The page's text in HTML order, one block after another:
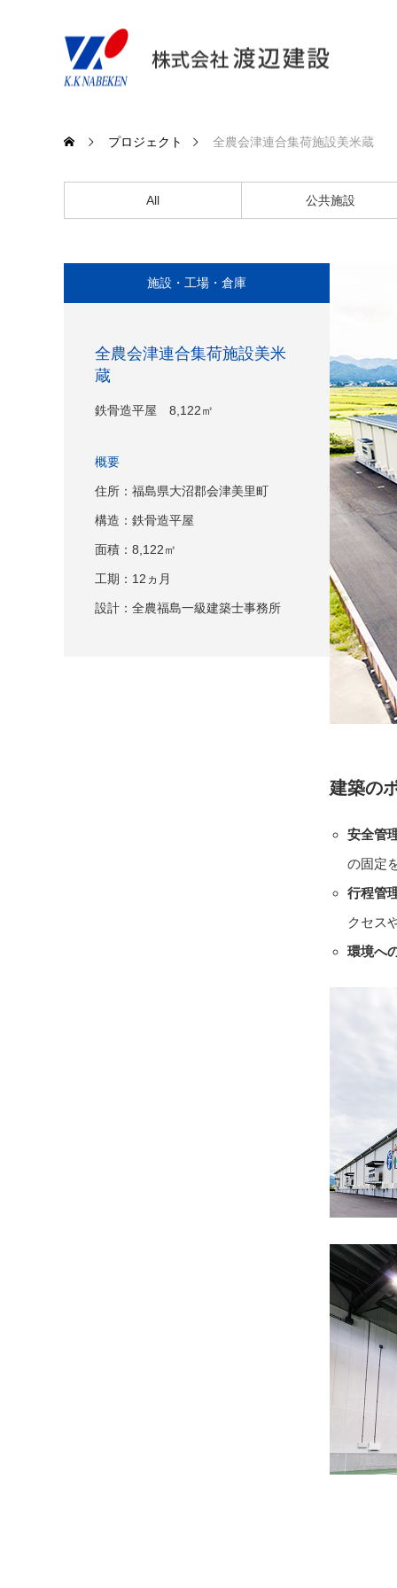
プロジェクト 全農会津連合集荷施設美米蔵
All 公共施設
施設・工場・倉庫
全農会津連合集荷施設美米
蔵
鉄骨造平屋 8,122㎡
概要
住所：福島県大沼郡会津美里町
構造：鉄骨造平屋
面積：8,122㎡
工期：12ヵ月
設計：全農福島一級建築士事務所
建築の
安全管
の固定
行程管
クセス
環境へ